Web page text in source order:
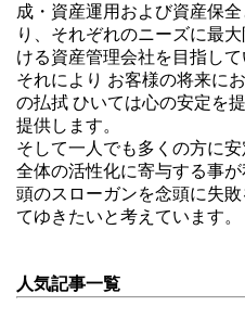
成・資産運用および資産保
り、それぞれのニーズに最
ける資産管理会社を目指して
それにより お客様の将来に
の払拭 ひいては心の安定を
提供します。
そして一人でも多くの方に
全体の活性化に寄与する事
頭のスローガンを念頭に失
てゆきたいと考えています。
人気記事一覧